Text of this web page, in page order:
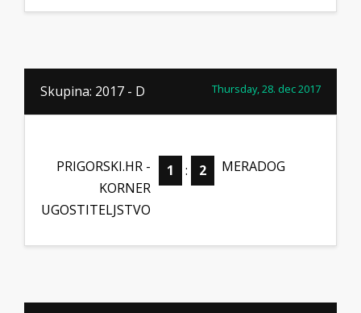
Skupina: 2017 - D Thursday, 28. dec 2017
PRIGORSKI.HR -
KORNER
UGOSTITELJSTVO
1 : 2 MERADOG